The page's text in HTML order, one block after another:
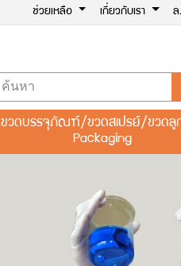
ช่วยเหลือ เกี่ยวกับเรา ล
ขวดบรรจุภัณฑ์/ขวดสเปรย์/ขวดลู
Packaging